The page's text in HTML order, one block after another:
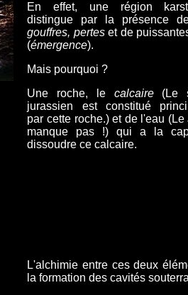
En effet, une région
distingue par la présence
gouffres, perteset de
(émergence).
Mais pourquoi ?
Une roche, le calcaire(Le
jurassien est constitué
par cette roche.) et de l'eau (Le
manque pas !) qui a la
dissoudre ce calcaire.
L'alchimie entre ces deux
la formation des cavités